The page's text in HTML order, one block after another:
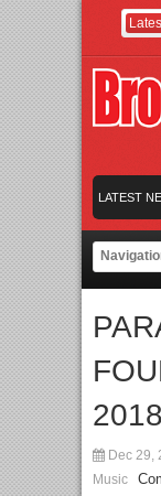
LATEST
Jakarta
Gerbang Inovasi
Perpaduan
Jakarta
2018
Dec 29,
Music